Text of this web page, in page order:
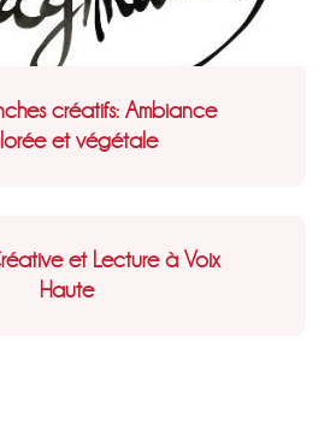
créatifs: Ambiance
et végétale
et Lecture à Voix
Haute